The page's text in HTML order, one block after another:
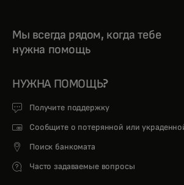
Мы всегда рядом, когда тебе
нужна помощь
НУЖНА ПОМОЩЬ?
Получите поддержку
Сообщите о потерянной или
Поиск банкомата
Часто задаваемые вопросы